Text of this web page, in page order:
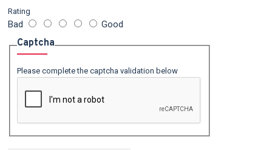
Rating
Bad Good
Captcha
Please complete the captcha validation below